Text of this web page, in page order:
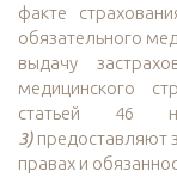
факте
обязательного
выдачу
медицинского
статьей 46
3) предоставляют
правах и